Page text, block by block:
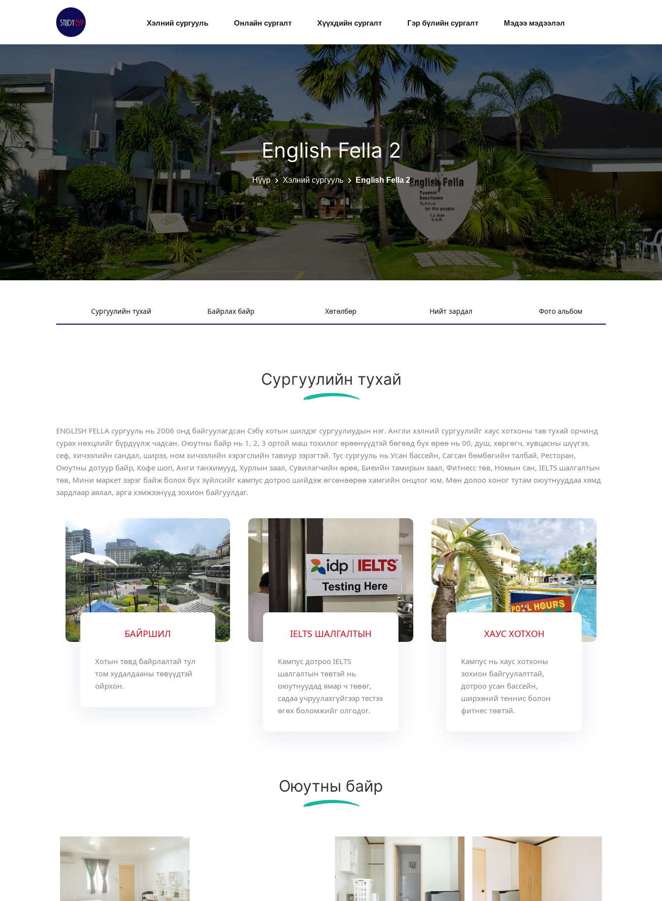
Хэлний сургууль Онлайн сургалт Хүүхдийн сургалт Гэр бүлийн сургалт Мэдээ мэдээлэл
English Fella 2
Нүүр Хэлний сургууль English Fella 2
Сургуулийн тухай Байрлах байр Хөтөлбөр Нийт зардал Фото альбом
Сургуулийн тухай
ENGLISH FELLA сургууль нь 2006 онд байгуулагдсан Сэбү хотын шилдэг сургуулиудын нэг. Англи хэлний сургуулийг хаус хотхоны тав тухай орчинд
сурах нөхцлийг бүрдүүлж чадсан. Оюутны байр нь 1, 2, 3 ортой маш тохилог өрөөнүүдтэй бөгөөд бүх өрөө нь 00, душ, хөргөгч, хувцасны шүүгээ,
сеф, хичээлийн сандал, ширээ, ном хичээлийн хэрэгслийн тавиур зэрэгтэй. Тус сургууль нь Усан бассейн, Сагсан бөмбөгийн талбай, Ресторан,
Оюутны дотуур байр, Кофе шоп, Анги танхимууд, Хурлын заал, Сувилагчийн өрөө, Биеийн тамирын заал, Фитнесс төв, Номын сан, IELTS шалгалтын
төв, Мини маркет зэрэг байж болох бүх зүйлсийг кампус дотроо шийдэж өгсөнөөрөө хамгийн онцлог юм. Мөн долоо хоног тутам оюутнууддаа хямд
зардлаар аялал, арга хэмжээнүүд зохион байгуулдаг.
БАЙРШИЛ
Хотын төвд байрлалтай тул
том худалдааны төвүүдтэй
ойрхон.
IELTS ШАЛГАЛТЫН
Кампус дотроо IELTS
шалгалтын төвтэй нь
оюутнуудад ямар ч төвөг,
садаа учруулахгүйгээр тестээ
өгөх боломжийг олгодог.
ХАУС ХОТХОН
Кампус нь хаус хотхоны
зохион байгуулалттай,
дотроо усан бассейн,
ширээний теннис болон
фитнес төвтэй.
Оюутны байр